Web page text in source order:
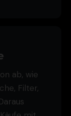
ab, wie
Filter,